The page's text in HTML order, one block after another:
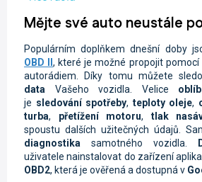
Mějte své auto neustále
Populárním doplňkem dnešní doby
OBD II, které je možné propojit pomocí
autorádiem. Díky tomu můžete
data Vašeho vozidla. Velice
je sledování spotřeby, teploty oleje,
turba, přetížení motoru, tlak
spoustu dalších užitečných údajů.
diagnostika samotného vozidla.
uživatele nainstalovat do zařízení
OBD2, která je ověřená a dostupná v